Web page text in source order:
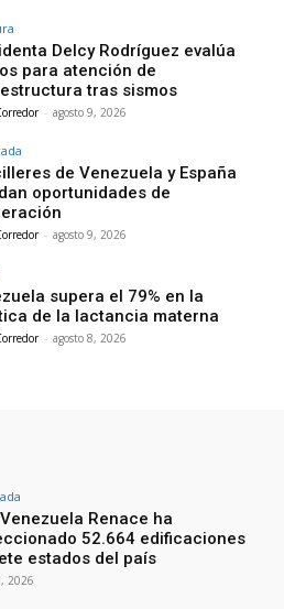
Delcy Rodríguez evalúa
para atención de
tras sismos
- agosto 9, 2026
de Venezuela y España
oportunidades de
- agosto 9, 2026
supera el 79% en la
de la lactancia materna
- agosto 8, 2026
Renace ha
52.664 edificaciones
estados del país
2026